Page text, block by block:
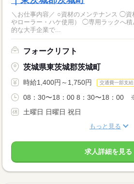
＼お仕事内容／ ○資材のメンテナンス ◯資材への色付け（スプレー
やローラー・ハケ使用） ◯専用ラックへ積ん
的な大手企業で...
フォークリフト
茨城県東茨城郡茨城町
時給1,400円～1,750円 交通費一部支給
08：30〜18：00 8：30〜18：00
土曜日 日曜日 祝日
もっと見る
求人詳細を見る